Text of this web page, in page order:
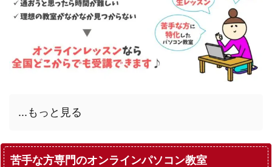
...もっと見る
苦手な方専門のオンラインパソコン教室